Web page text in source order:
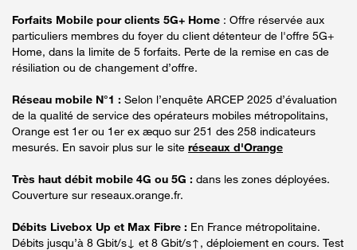
Forfaits Mobile pour clients 5G+ Home : Offre réservée aux
particuliers membres du foyer du client détenteur de l'offre 5G+
Home, dans la limite de 5 forfaits. Perte de la remise en cas de
résiliation ou de changement d’offre.
Réseau mobile N°1 : Selon l’enquête ARCEP 2025 d’évaluation
de la qualité de service des opérateurs mobiles métropolitains,
Orange est 1er ou 1er ex æquo sur 251 des 258 indicateurs
mesurés. En savoir plus sur le site réseaux d'Orange
Très haut débit mobile 4G ou 5G : dans les zones déployées.
Couverture sur reseaux.orange.fr.
Débits Livebox Up et Max Fibre : En France métropolitaine.
Débits jusqu’à 8 Gbit/s↓ et 8 Gbit/s↑, déploiement en cours. Test